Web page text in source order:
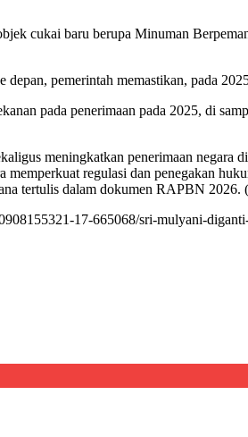
cukai baru berupa Minuman
pemerintah memastikan, pada
pada penerimaan pada 2025, di
meningkatkan penerimaan
regulasi dan penegakan
tertulis dalam dokumen RAPBN 2026.
17-665068/sri-mulyani-